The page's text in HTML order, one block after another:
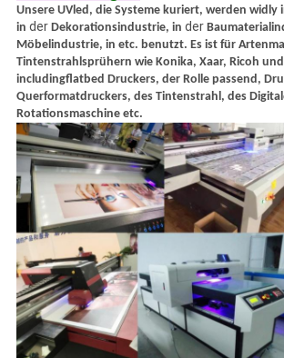
Unsere UVled, die Systeme kuriert, werden widly
in der Dekorationsindustrie, in der
Möbelindustrie, in etc. benutzt. Es ist für
Tintenstrahlsprühern wie Konika, Xaar, Ricoh
includingflatbed Druckers, der Rolle passend,
Querformatdruckers, des Tintenstrahl, des
Rotationsmaschine etc.